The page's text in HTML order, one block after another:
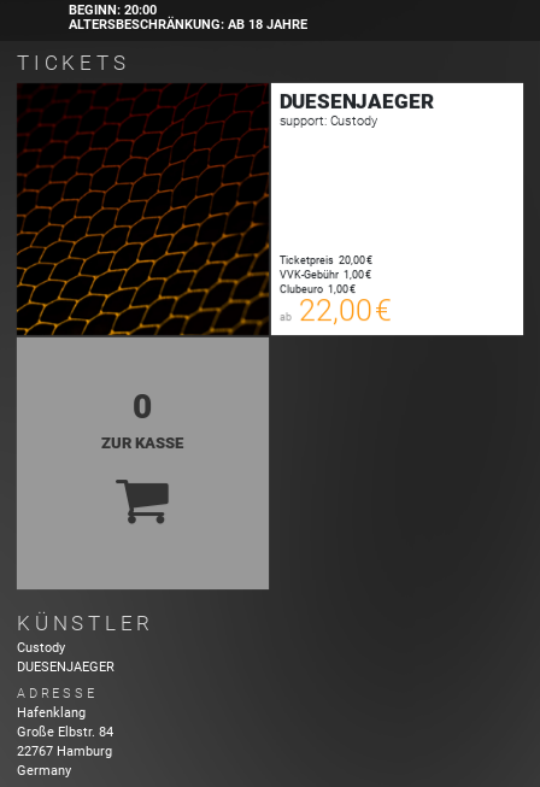
BEGINN:20:00
ALTERSBESCHRÄNKUNG:AB 18 JAHRE
TICKETS
DUESENJAEGER
support: Custody
Ticketpreis 20,00 €
VVK-Gebühr 1,00 €
Clubeuro 1,00 €
ab 22,00 €
00
0
ZUR KASSE
KÜNSTLER
Custody
DUESENJAEGER
ADRESSE
Hafenklang
Große Elbstr. 84
22767 Hamburg
Germany